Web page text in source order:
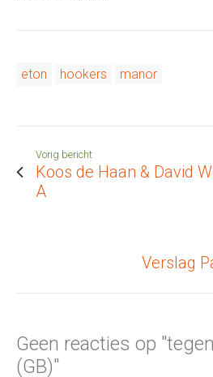
eton hookers manor
Vorig bericht
Koos de Haan & David
A
Verslag
Geen reacties op
(GB)"